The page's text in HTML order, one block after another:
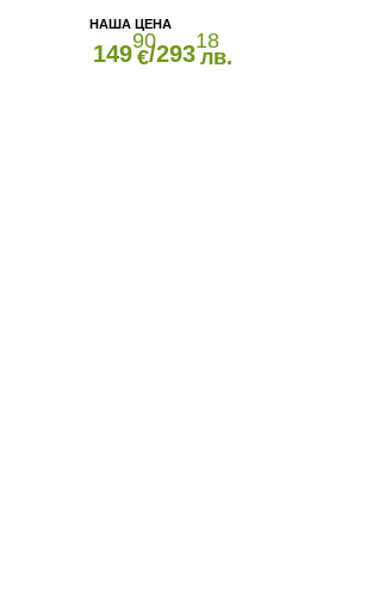
14990
€/29318
лв.